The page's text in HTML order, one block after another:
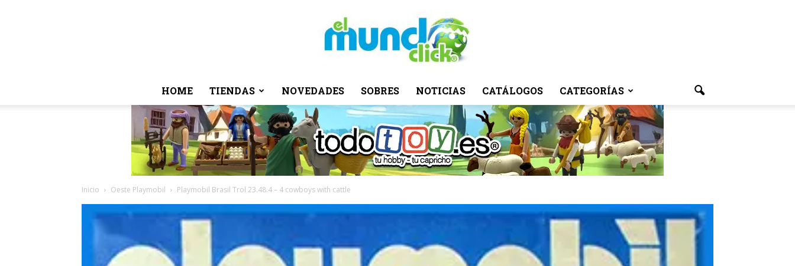
El
HOME TIENDAS NOVEDADES SOBRES NOTICIAS CATÁLOGOS CATEGORÍAS
Inicio Oeste Playmobil Playmobil Brasil Trol 23.48.4 – 4 cowboys with cattle